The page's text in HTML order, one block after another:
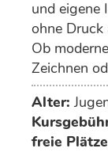
und eigene
ohne
Ob
Zeichnen
deiner
Alter:
freie